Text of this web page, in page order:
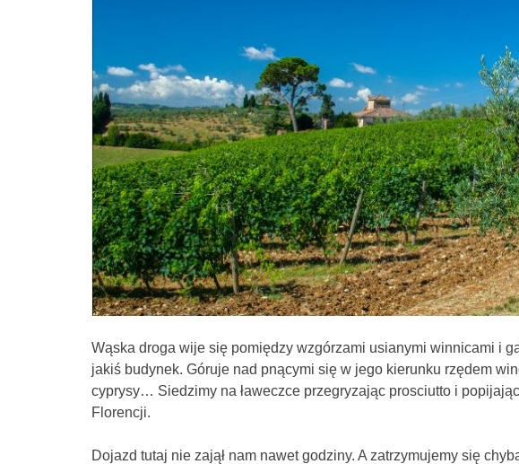
Wąska droga wije się pomiędzy wzgórzami usianymi winnicami i
jakiś budynek. Góruje nad pnącymi się w jego kierunku rzędem
cyprysy… Siedzimy na ławeczce przegryzając prosciutto i
Florencji.
Dojazd tutaj nie zajął nam nawet godziny. A zatrzymujemy się